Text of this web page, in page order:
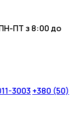
ПТ з 8:00 до
3003 +380 (50)